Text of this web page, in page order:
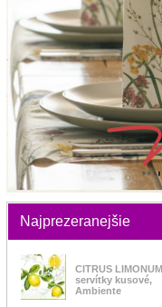
Najprezeranejšie
CITRUS LIMONUM
servítky kusové,
Ambiente